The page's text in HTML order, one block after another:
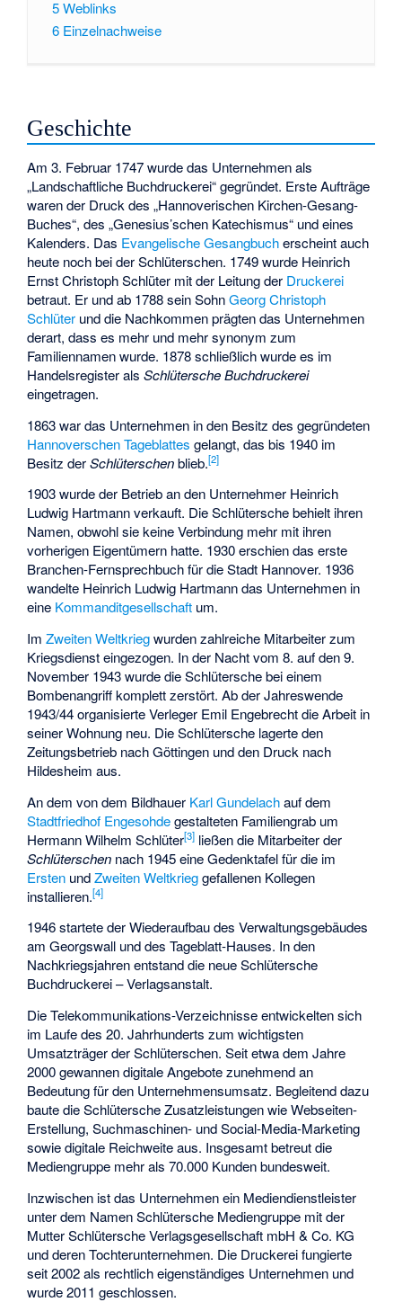
5Weblinks
6 Einzelnachweise
Geschichte
Am 3. Februar 1747 wurde das Unternehmen als
„Landschaftliche Buchdruckerei“ gegründet. Erste Aufträge
waren der Druck des „Hannoverischen Kirchen-Gesang-
Buches“, des „Genesius’schen Katechismus“ und eines
Kalenders. Das Evangelische Gesangbucherscheint auch
heute noch bei der Schlüterschen. 1749 wurde Heinrich
Ernst Christoph Schlüter mit der Leitung der Druckerei
betraut. Er und ab 1788 sein SohnGeorg Christoph
Schlüter und die Nachkommen prägten das Unternehmen
derart, dass es mehr und mehr synonym zum
Familiennamen wurde. 1878 schließlich wurde es im
Handelsregister alsSchlütersche Buchdruckerei
eingetragen.
1863 war das Unternehmen in den Besitz des gegründeten
Hannoverschen Tageblattes gelangt, das bis 1940 im
Besitz derSchlüterschenblieb.[2]
1903 wurde der Betrieb an den Unternehmer Heinrich
Ludwig Hartmann verkauft. Die Schlütersche behielt ihren
Namen, obwohl sie keine Verbindung mehr mit ihren
vorherigen Eigentümern hatte. 1930 erschien das erste
Branchen-Fernsprechbuch für die Stadt Hannover. 1936
wandelte Heinrich Ludwig Hartmann das Unternehmen in
eine Kommanditgesellschaft um.
ImZweiten Weltkriegwurden zahlreiche Mitarbeiter zum
Kriegsdienst eingezogen. In der Nacht vom 8. auf den 9.
November 1943 wurde die Schlütersche bei einem
Bombenangriff komplett zerstört. Ab der Jahreswende
1943/44 organisierte Verleger Emil Engebrecht die Arbeit in
seiner Wohnung neu. Die Schlütersche lagerte den
Zeitungsbetrieb nach Göttingen und den Druck nach
Hildesheim aus.
An dem von dem Bildhauer Karl Gundelachauf dem
Stadtfriedhof Engesohdegestalteten Familiengrab um
Hermann Wilhelm Schlüter[3] ließen die Mitarbeiter der
Schlüterschen nach 1945 eine Gedenktafel für die im
Ersten undZweiten Weltkrieggefallenen Kollegen
installieren.[4]
1946 startete der Wiederaufbau des Verwaltungsgebäudes
am Georgswall und des Tageblatt-Hauses. In den
Nachkriegsjahren entstand die neue Schlütersche
Buchdruckerei – Verlagsanstalt.
Die Telekommunikations-Verzeichnisse entwickelten sich
im Laufe des 20. Jahrhunderts zum wichtigsten
Umsatzträger der Schlüterschen. Seit etwa dem Jahre
2000 gewannen digitale Angebote zunehmend an
Bedeutung für den Unternehmensumsatz. Begleitend dazu
baute die Schlütersche Zusatzleistungen wie Webseiten-
Erstellung, Suchmaschinen- und Social-Media-Marketing
sowie digitale Reichweite aus. Insgesamt betreut die
Mediengruppe mehr als 70.000 Kunden bundesweit.
Inzwischen ist das Unternehmen ein Mediendienstleister
unter dem Namen Schlütersche Mediengruppe mit der
Mutter Schlütersche Verlagsgesellschaft mbH & Co. KG
und deren Tochterunternehmen. Die Druckerei fungierte
seit 2002 als rechtlich eigenständiges Unternehmen und
wurde 2011 geschlossen.